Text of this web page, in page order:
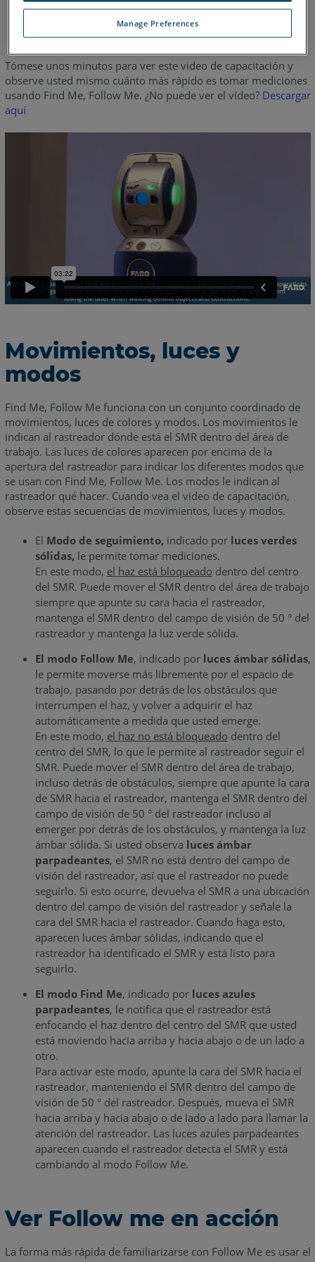
SMR.
Mueva el haz de un SMR a otro.
Tómese unos minutos para ver este video de capacitación y
observe usted mismo cuánto más rápido es tomar mediciones
usando Find Me, Follow Me. ¿No puede ver el vídeo? Descargar
aquí
Movimientos, luces y
modos
Find Me, Follow Me funciona con un conjunto coordinado de
movimientos, luces de colores y modos. Los movimientos le
indican al rastreador dónde está el SMR dentro del área de
trabajo. Las luces de colores aparecen por encima de la
apertura del rastreador para indicar los diferentes modos que
se usan con Find Me, Follow Me. Los modos le indican al
rastreador qué hacer. Cuando vea el video de capacitación,
observe estas secuencias de movimientos, luces y modos.
El Modo de seguimiento, indicado por luces verdes
sólidas, le permite tomar mediciones.
En este modo, el haz está bloqueado dentro del centro
del SMR. Puede mover el SMR dentro del área de trabajo
siempre que apunte su cara hacia el rastreador,
mantenga el SMR dentro del campo de visión de 50 ° del
rastreador y mantenga la luz verde sólida.
El modo Follow Me, indicado por luces ámbar sólidas,
le permite moverse más libremente por el espacio de
trabajo, pasando por detrás de los obstáculos que
interrumpen el haz, y volver a adquirir el haz
automáticamente a medida que usted emerge.
En este modo, el haz no está bloqueado dentro del
centro del SMR, lo que le permite al rastreador seguir el
SMR. Puede mover el SMR dentro del área de trabajo,
incluso detrás de obstáculos, siempre que apunte la cara
de SMR hacia el rastreador, mantenga el SMR dentro del
campo de visión de 50 ° del rastreador incluso al
emerger por detrás de los obstáculos, y mantenga la luz
ámbar sólida. Si usted observa luces ámbar
parpadeantes, el SMR no está dentro del campo de
visión del rastreador, así que el rastreador no puede
seguirlo. Si esto ocurre, devuelva el SMR a una ubicación
dentro del campo de visión del rastreador y señale la
cara del SMR hacia el rastreador. Cuando haga esto,
aparecen luces ámbar sólidas, indicando que el
rastreador ha identificado el SMR y está listo para
seguirlo.
El modo Find Me, indicado por luces azules
parpadeantes, le notifica que el rastreador está
enfocando el haz dentro del centro del SMR que usted
está moviendo hacia arriba y hacia abajo o de un lado a
otro.
Para activar este modo, apunte la cara del SMR hacia el
rastreador, manteniendo el SMR dentro del campo de
visión de 50 ° del rastreador. Después, mueva el SMR
hacia arriba y hacia abajo o de lado a lado para llamar la
atención del rastreador. Las luces azules parpadeantes
aparecen cuando el rastreador detecta el SMR y está
cambiando al modo Follow Me.
Ver Follow me en acción
La forma más rápida de familiarizarse con Follow Me es usar el
Manage Preferences